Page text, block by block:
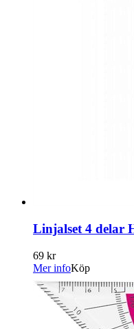
Linjalset 4 delar
69 kr
Mer infoKöp